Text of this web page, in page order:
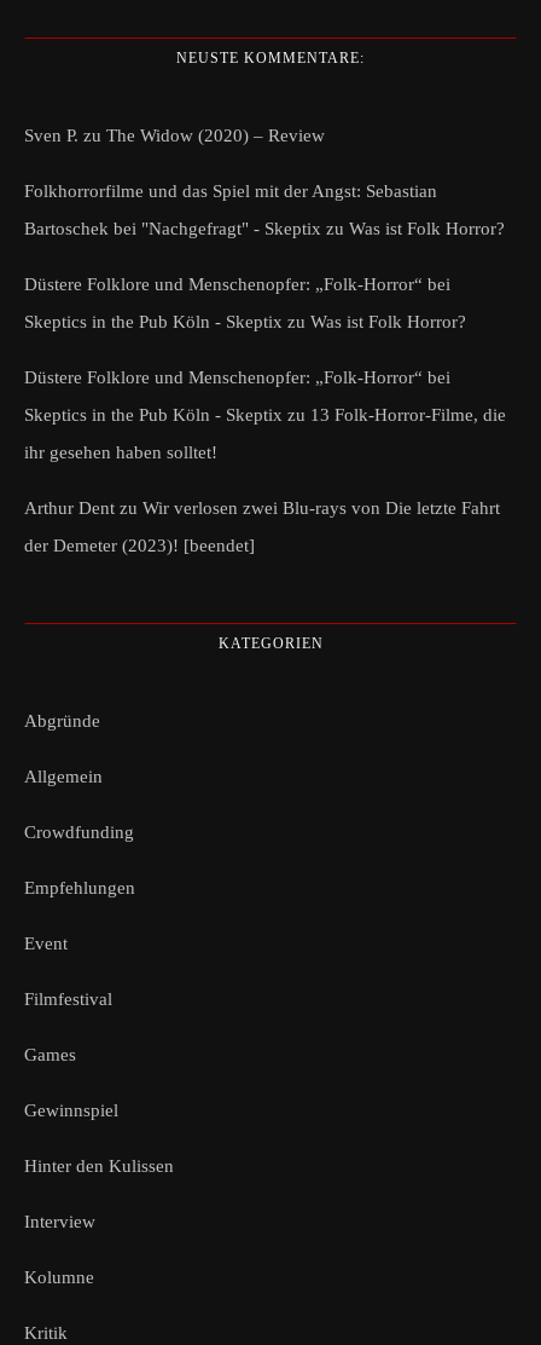
NEUSTE KOMMENTARE:
Sven P. zu The Widow (2020) – Review
Folkhorrorfilme und das Spiel mit der Angst: Sebastian
Bartoschek bei "Nachgefragt" - Skeptix zu Was ist Folk Horror?
Düstere Folklore und Menschenopfer: „Folk-Horror“ bei
Skeptics in the Pub Köln - Skeptix zu Was ist Folk Horror?
Düstere Folklore und Menschenopfer: „Folk-Horror“ bei
Skeptics in the Pub Köln - Skeptix zu 13 Folk-Horror-Filme, die
ihr gesehen haben solltet!
Arthur Dent zu Wir verlosen zwei Blu-rays von Die letzte Fahrt
der Demeter (2023)! [beendet]
KATEGORIEN
Abgründe
Allgemein
Crowdfunding
Empfehlungen
Event
Filmfestival
Games
Gewinnspiel
Hinter den Kulissen
Interview
Kolumne
Kritik